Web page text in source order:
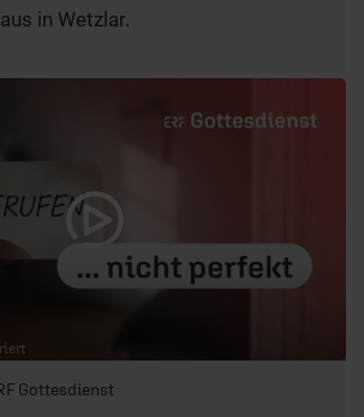
in Wetzlar.
Gottesdienst